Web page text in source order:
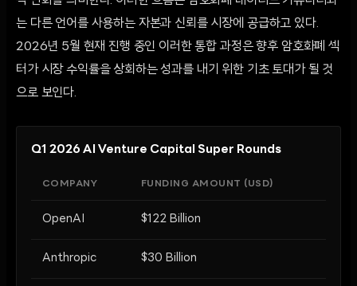
는 다른 언어를 사용하는 자본과 신뢰를 시장에 공급하고 있다.
2026년 5월 현재 진행 중인 이러한 통합 과정은 향후 암호화폐 섹
터가 시장 수익률을 상회하는 성과를 내기 위한 기초 토대가 될 것
으로 보인다.
Q1 2026 AI Venture Capital Super Rounds
COMPANY FUNDING AMOUNT (USD)
OpenAI $122 Billion
Anthropic $30 Billion